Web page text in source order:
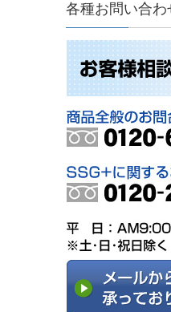
各種お問い合わ